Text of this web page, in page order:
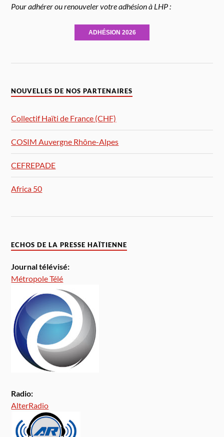
Pour adhérer ou renouveler votre adhésion à LHP :
ADHÉSION 2026
NOUVELLES DE NOS PARTENAIRES
Collectif Haïti de France (CHF)
COSIM Auvergne Rhône-Alpes
CEFREPADE
Africa 50
ECHOS DE LA PRESSE HAÏTIENNE
Journal télévisé:
Métropole Télé
Radio:
AlterRadio